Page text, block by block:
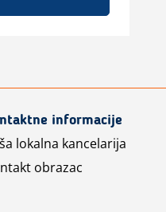
informacije
lokalna kancelarija
obrazac